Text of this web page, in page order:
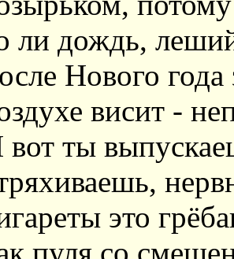
ли дождь, леший
Нового
висит -
ты
это